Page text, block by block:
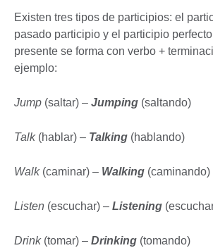
Existen tres tipos de participios: el
pasado participio y el participio
presente se forma con verbo +
ejemplo:
Jump (saltar) – Jumping (saltando)
Talk (hablar) – Talking (hablando)
Walk (caminar) – Walking (caminando)
Listen (escuchar) – Listening
Drink (tomar) – Drinking (tomando)